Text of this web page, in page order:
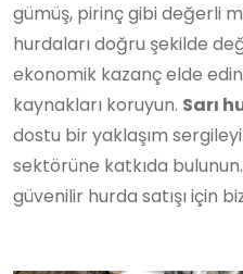
gümüş, pirinç gibi değerli
hurdaları doğru şekilde
ekonomik kazanç elde
kaynakları koruyun. Sarı
dostu bir yaklaşım
sektörüne katkıda
güvenilir hurda satışı için